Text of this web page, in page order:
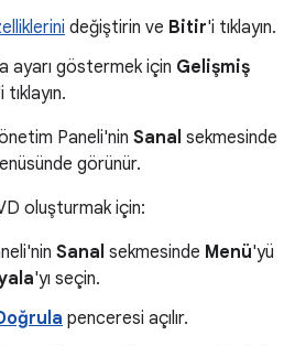
değiştirin ve Bitir'i tıklayın.
ayarı göstermek için Gelişmiş
tıklayın.
Paneli'nin Sanal sekmesinde
görünür.
oluşturmak için:
Sanal sekmesinde Menü'yü
'yı seçin.
penceresi açılır.